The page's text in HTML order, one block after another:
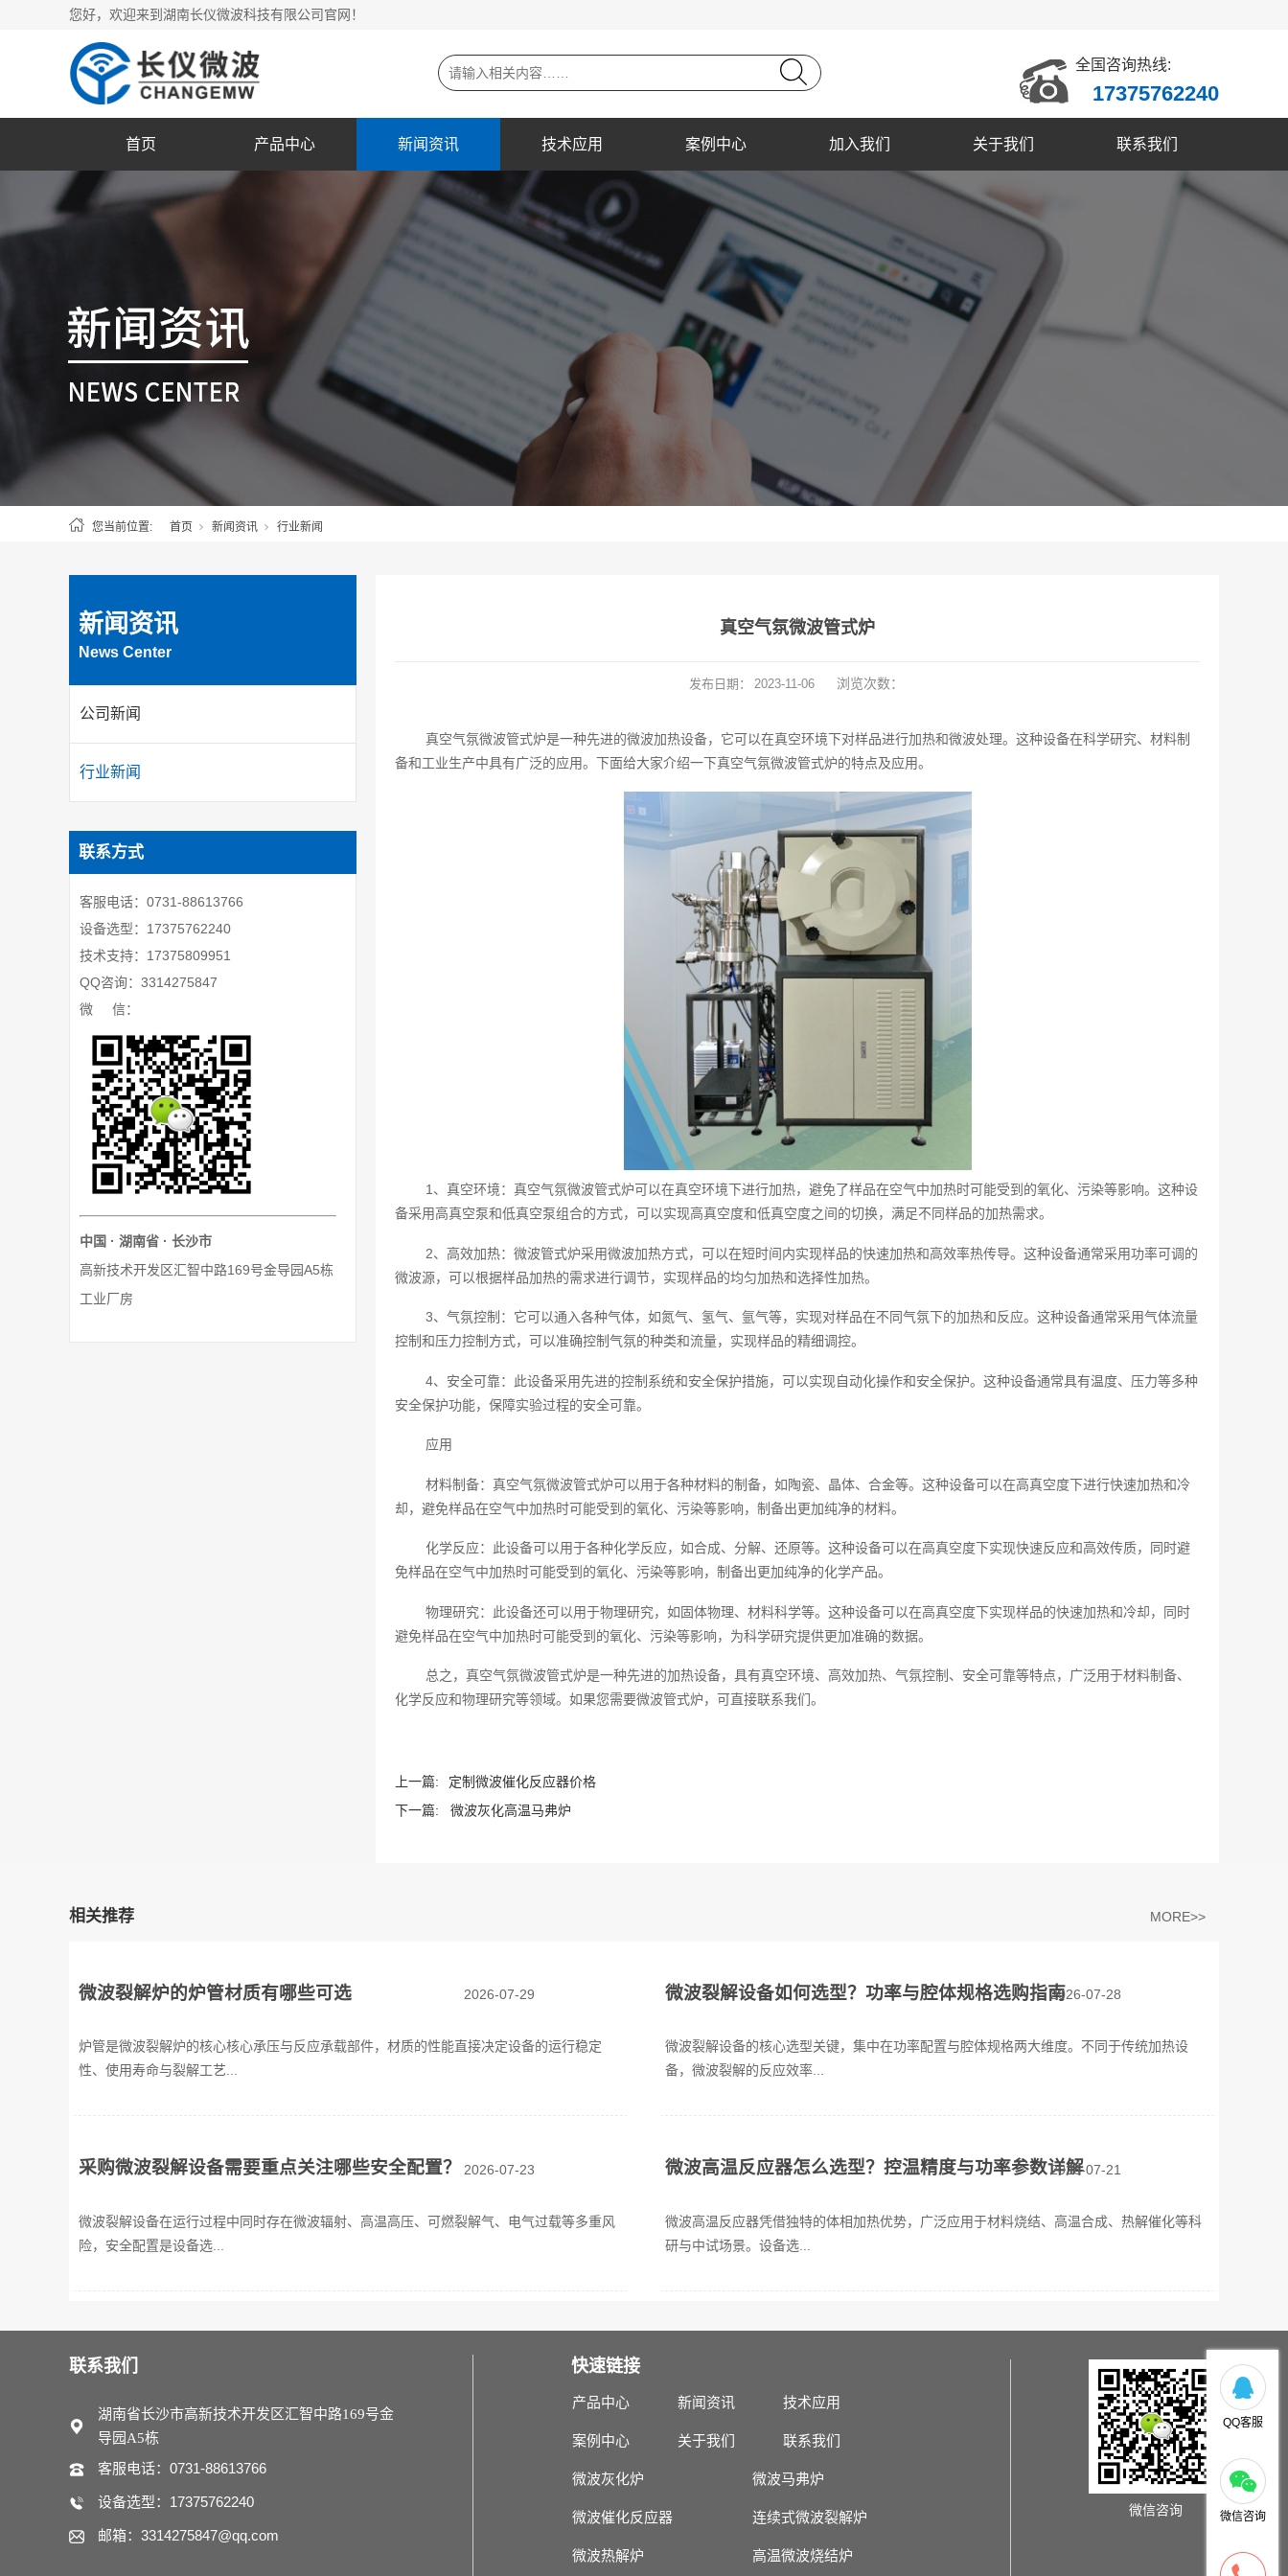
您好，欢迎来到湖南长仪微波科技有限公司官网！
全国咨询热线:
17375762240
首页 产品中心 新闻资讯 技术应用 案例中心 加入我们 关于我们 联系我们
您当前位置: 首页 新闻资讯 行业新闻
新闻资讯
News Center
公司新闻
行业新闻
联系方式
客服电话：0731-88613766
设备选型：17375762240
技术支持：17375809951
QQ咨询：3314275847
微 信：
中国 · 湖南省 · 长沙市
高新技术开发区汇智中路169号金导园A5栋
工业厂房
真空气氛微波管式炉
发布日期： 2023-11-06 浏览次数：
真空气氛微波管式炉是一种先进的微波加热设备，它可以在真空环境下对样品进行加热和微波处理。这种设备在科学研究、材料制
备和工业生产中具有广泛的应用。下面给大家介绍一下真空气氛微波管式炉的特点及应用。
1、真空环境：真空气氛微波管式炉可以在真空环境下进行加热，避免了样品在空气中加热时可能受到的氧化、污染等影响。这种设
备采用高真空泵和低真空泵组合的方式，可以实现高真空度和低真空度之间的切换，满足不同样品的加热需求。
2、高效加热：微波管式炉采用微波加热方式，可以在短时间内实现样品的快速加热和高效率热传导。这种设备通常采用功率可调的
微波源，可以根据样品加热的需求进行调节，实现样品的均匀加热和选择性加热。
3、气氛控制：它可以通入各种气体，如氮气、氢气、氩气等，实现对样品在不同气氛下的加热和反应。这种设备通常采用气体流量
控制和压力控制方式，可以准确控制气氛的种类和流量，实现样品的精细调控。
4、安全可靠：此设备采用先进的控制系统和安全保护措施，可以实现自动化操作和安全保护。这种设备通常具有温度、压力等多种
安全保护功能，保障实验过程的安全可靠。
应用
材料制备：真空气氛微波管式炉可以用于各种材料的制备，如陶瓷、晶体、合金等。这种设备可以在高真空度下进行快速加热和冷
却，避免样品在空气中加热时可能受到的氧化、污染等影响，制备出更加纯净的材料。
化学反应：此设备可以用于各种化学反应，如合成、分解、还原等。这种设备可以在高真空度下实现快速反应和高效传质，同时避
免样品在空气中加热时可能受到的氧化、污染等影响，制备出更加纯净的化学产品。
物理研究：此设备还可以用于物理研究，如固体物理、材料科学等。这种设备可以在高真空度下实现样品的快速加热和冷却，同时
避免样品在空气中加热时可能受到的氧化、污染等影响，为科学研究提供更加准确的数据。
总之，真空气氛微波管式炉是一种先进的加热设备，具有真空环境、高效加热、气氛控制、安全可靠等特点，广泛用于材料制备、
化学反应和物理研究等领域。如果您需要微波管式炉，可直接联系我们。
上一篇:
定制微波催化反应器价格
下一篇:
微波灰化高温马弗炉
相关推荐 MORE>>
微波裂解炉的炉管材质有哪些可选
炉管是微波裂解炉的核心核心承压与反应承载部件，材质的性能直接决定设备的运行稳定
性、使用寿命与裂解工艺...
2026-07-29 微波裂解设备如何选型？功率与腔体规格选购指南
微波裂解设备的核心选型关键，集中在功率配置与腔体规格两大维度。不同于传统加热设
备，微波裂解的反应效率...
2026-07-28
采购微波裂解设备需要重点关注哪些安全配置？
微波裂解设备在运行过程中同时存在微波辐射、高温高压、可燃裂解气、电气过载等多重风
险，安全配置是设备选...
2026-07-23 微波高温反应器怎么选型？控温精度与功率参数详解
微波高温反应器凭借独特的体相加热优势，广泛应用于材料烧结、高温合成、热解催化等科
研与中试场景。设备选...
2026-07-21
联系我们
湖南省长沙市高新技术开发区汇智中路169号金
导园A5栋
客服电话：0731-88613766
设备选型：17375762240
邮箱：3314275847@qq.com
快速链接
产品中心 新闻资讯 技术应用
案例中心 关于我们 联系我们
微波灰化炉 微波马弗炉
微波催化反应器 连续式微波裂解炉
微波热解炉 高温微波烧结炉
微信咨询
QQ客服
微信咨询